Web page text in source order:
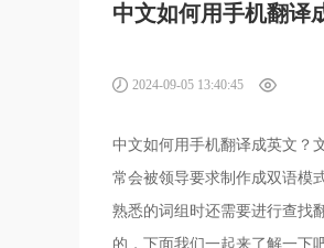
中文如何用手机翻译
2024-09-05 13:40:45
中文如何用手机翻译成英文？
常会被领导要求制作成双语模
熟悉的词组时还需要进行查找
的，下面我们一起来了解一下吧